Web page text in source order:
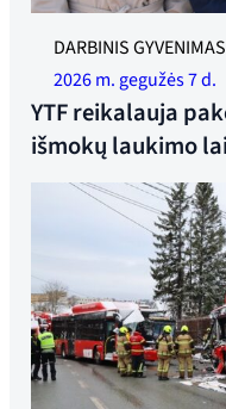
YTF yra pasirengę
Buvusi generalinė
vadovė Trude Sande ir
Nuotrauka: Synne
DARBINIS GYVENIMAS
2026 m. gegužės 7 d.
YTF reikalauja
išmokų laukimo